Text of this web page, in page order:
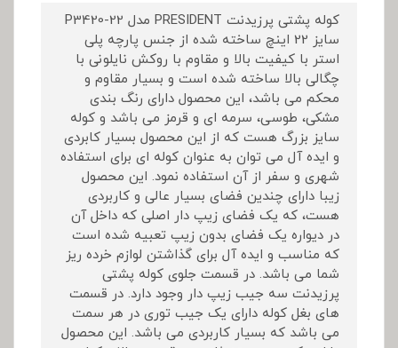
کوله پشتی پرزیدنت PRESIDENT مدل P3420-22
سایز 22 اینچ ساخته شده از جنس پارچه پلی
استر با کیفیت بالا و مقاوم با روکش نایلونی با
چگالی بالا ساخته شده است و بسیار مقاوم و
محکم می باشد، این محصول دارای رنگ بندی
مشکی، طوسی، سرمه ای و قرمز می باشد و کوله
سایز بزرگ هست که از این محصول بسیار کابردی
و ایده آل می توان به عنوان کوله ای برای استفاده
شهری و سفر از آن استفاده نمود. این محصول
زیبا دارای چندین فضای بسیار عالی و کاربردی
هست، که یک فضای زیپ دار اصلی که داخل آن
در دیواره یک فضای بدون زیپ تعبیه شده است
که مناسب و ایده آل برای گذاشتن لوازم خرده ریز
شما می باشد. در قسمت جلوی کوله پشتی
پرزیدنت سه جیب زیپ دار وجود دارد. در قسمت
های بغل کوله دارای یک جیب توری در هر سمت
می باشد که بسیار کاربردی می باشد. این محصول